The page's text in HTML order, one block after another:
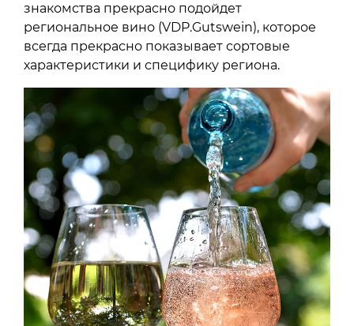
знакомства прекрасно подойдет
региональное вино (VDP.Gutswein), которое
всегда прекрасно показывает сортовые
характеристики и специфику региона.